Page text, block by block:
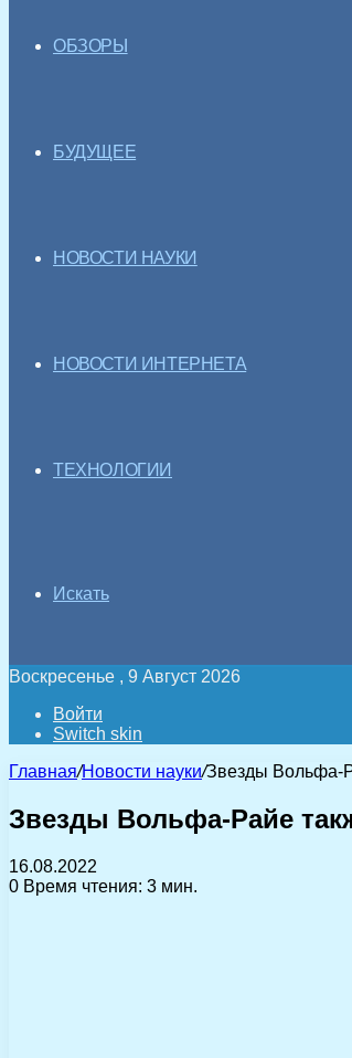
ОБЗОРЫ
БУДУЩЕЕ
НОВОСТИ НАУКИ
НОВОСТИ ИНТЕРНЕТА
ТЕХНОЛОГИИ
Искать
Воскресенье , 9 Август 2026
Войти
Switch skin
Главная/Новости науки/Звезды Вольфа-
Звезды Вольфа-Райе
16.08.2022
0 Время чтения: 3 мин.